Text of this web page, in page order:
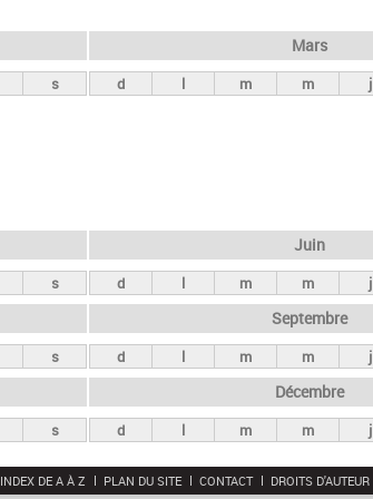
r
c
s
Mars
d l m m j
s
Juin
d l m m j
s
Septembre
d l m m j
s
Décembre
d l m m j
INDEX DE A À Z PLAN DU SITE CONTACT DROITS D'AUTEUR